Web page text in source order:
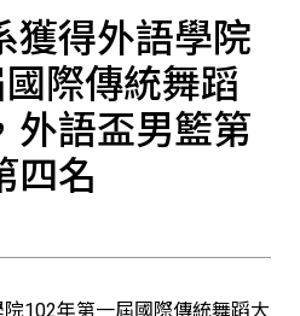
獲得外語學院
際傳統舞蹈
外語盃男籃第
四名
102年第一屆國際傳統舞蹈大